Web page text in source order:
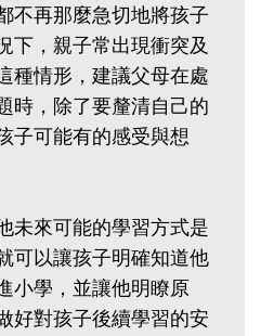
不再那麼急切地將孩子
下，親子常出現衝突及
種情形，建議父母在處
時，除了要釐清自己的
子可能有的感受與想
未來可能的學習方式是
可以讓孩子明確知道他
小學，並讓他明瞭原
好對孩子後續學習的安